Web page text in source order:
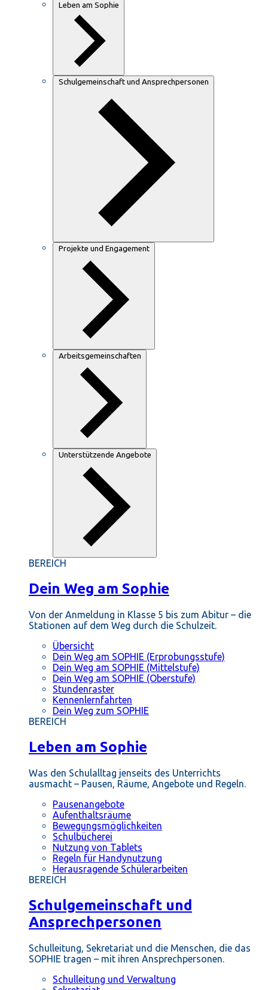
Leben am Sophie
Schulgemeinschaft und Ansprechpersonen
Projekte und Engagement
Arbeitsgemeinschaften
Unterstützende Angebote
BEREICH
Dein Weg am Sophie
Von der Anmeldung in Klasse 5 bis zum Abitur – die
Stationen auf dem Weg durch die Schulzeit.
Übersicht
Dein Weg am SOPHIE (Erprobungsstufe)
Dein Weg am SOPHIE (Mittelstufe)
Dein Weg am SOPHIE (Oberstufe)
Stundenraster
Kennenlernfahrten
Dein Weg zum SOPHIE
BEREICH
Leben am Sophie
Was den Schulalltag jenseits des Unterrichts
ausmacht – Pausen, Räume, Angebote und Regeln.
Pausenangebote
Aufenthaltsräume
Bewegungsmöglichkeiten
Schulbücherei
Nutzung von Tablets
Regeln für Handynutzung
Herausragende Schülerarbeiten
BEREICH
Schulgemeinschaft und
Ansprechpersonen
Schulleitung, Sekretariat und die Menschen, die das
SOPHIE tragen – mit ihren Ansprechpersonen.
Schulleitung und Verwaltung